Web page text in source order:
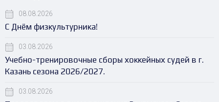
08.08.2026
С Днём физкультурника!
03.08.2026
Учебно-тренировочные сборы хоккейных судей в г.
Казань сезона 2026/2027.
03.08.2026